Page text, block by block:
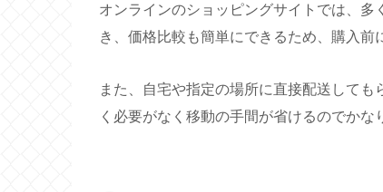
オンラインのショッピングサイトでは、
き、価格比較も簡単にできるため、購入前
また、自宅や指定の場所に直接配送して
く必要がなく移動の手間が省けるのでかな